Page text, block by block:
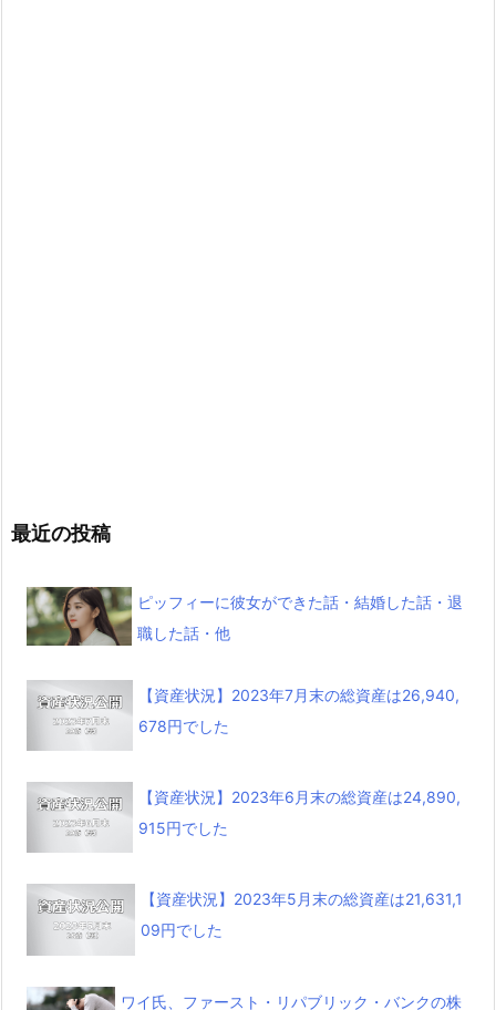
最近の投稿
ピッフィーに彼女ができた話・結婚した話・退
職した話・他
【資産状況】2023年7月末の総資産は26,940,
678円でした
【資産状況】2023年6月末の総資産は24,890,
915円でした
【資産状況】2023年5月末の総資産は21,631,1
09円でした
ワイ氏、ファースト・リパブリック・バンクの株